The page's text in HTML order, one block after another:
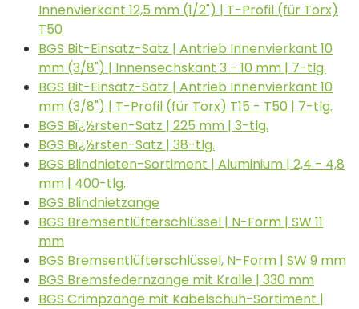
Innenvierkant 12,5 mm (1/2") | T-Profil (für Torx)
T50
BGS Bit-Einsatz-Satz | Antrieb Innenvierkant 10
mm (3/8") | Innensechskant 3 - 10 mm | 7-tlg.
BGS Bit-Einsatz-Satz | Antrieb Innenvierkant 10
mm (3/8") | T-Profil (für Torx) T15 - T50 | 7-tlg.
BGS Bï¿½rsten-Satz | 225 mm | 3-tlg.
BGS Bï¿½rsten-Satz | 38-tlg.
BGS Blindnieten-Sortiment | Aluminium | 2,4 - 4,8
mm | 400-tlg.
BGS Blindnietzange
BGS Bremsentlüfterschlüssel | N-Form | SW 11
mm
BGS Bremsentlüfterschlüssel, N-Form | SW 9 mm
BGS Bremsfedernzange mit Kralle | 330 mm
BGS Crimpzange mit Kabelschuh-Sortiment |